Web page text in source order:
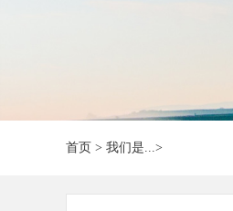
首页 > 我们是...>